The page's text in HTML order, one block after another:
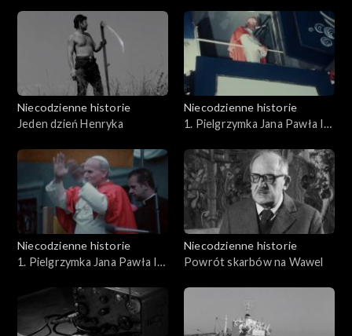
Niecodzienne historie
Jeden dzień Henryka
Niecodzienne historie
1. Pielgrzymka Jana Pawła II
Krakowie - powrót ze Skałki
do Pałacu Biskupiego
Niecodzienne historie
1. Pielgrzymka Jana Pawła II
Krakowie - przyjazd do
Pałacu Biskupiego
Niecodzienne historie
Powrót skarbów na Wawel